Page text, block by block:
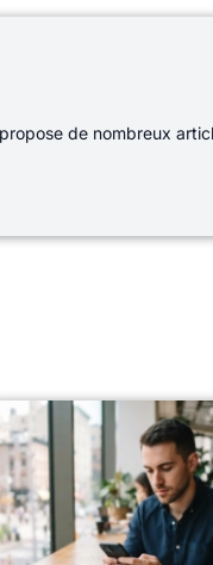
de nombreux